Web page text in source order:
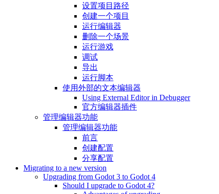
设置项目路径
创建一个项目
运行编辑器
删除一个场景
运行游戏
调试
导出
运行脚本
使用外部的文本编辑器
Using External Editor in Debugger
官方编辑器插件
管理编辑器功能
管理编辑器功能
前言
创建配置
分享配置
Migrating to a new version
Upgrading from Godot 3 to Godot 4
Should I upgrade to Godot 4?